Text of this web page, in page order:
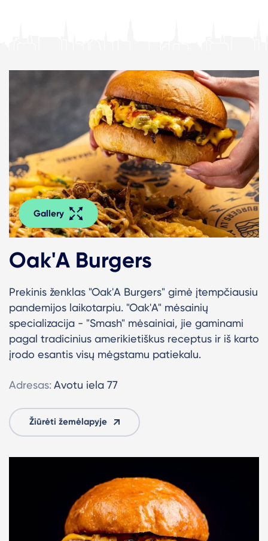
Gallery
Oak'A Burgers
Prekinis ženklas "Oak'A Burgers" gimė įtempčiausiu
pandemijos laikotarpiu. "Oak'A" mėsainių
specializacija - "Smash" mėsainiai, jie gaminami
pagal tradicinius amerikietiškus receptus ir iš karto
įrodo esantis visų mėgstamu patiekalu.
Adresas: Avotu iela 77
Žiūrėti žemėlapyje